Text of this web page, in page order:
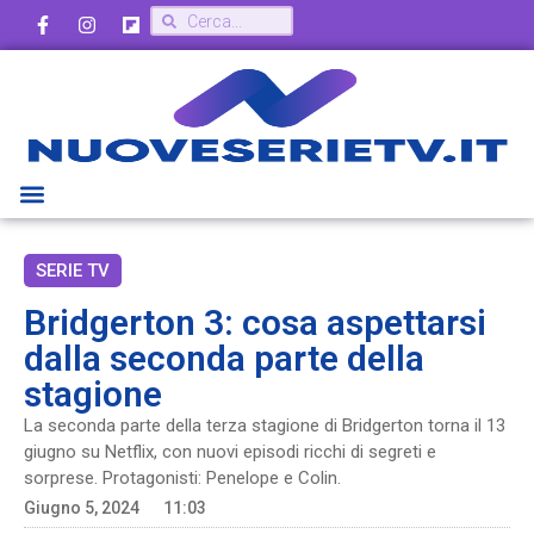
SERIE TV
Bridgerton 3: cosa aspettarsi
dalla seconda parte della
stagione
La seconda parte della terza stagione di Bridgerton torna il 13
giugno su Netflix, con nuovi episodi ricchi di segreti e
sorprese. Protagonisti: Penelope e Colin.
Giugno 5, 2024
11:03